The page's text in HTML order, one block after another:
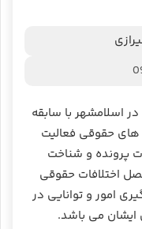
اسلامشهر با سابقه
های حقوقی فعالیت
پرونده و شناخت
اختلافات حقوقی
امور و توانایی در
ایشان می باشد.